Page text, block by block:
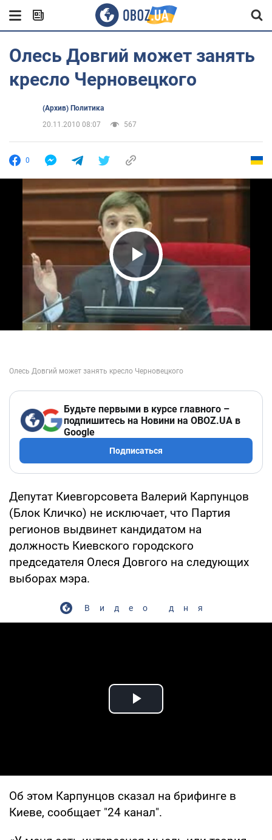
Олесь Довгий может занять
кресло Черновецкого
(Архив) Политика
20.11.2010 08:07
567
0
Play Video
Будьте первыми в курсе главного –
подпишитесь на Новини на OBOZ.UA в
Google
Подписаться
Депутат Киевгорсовета Валерий Карпунцов
(Блок Кличко) не исключает, что Партия
регионов выдвинет кандидатом на
должность Киевского городского
председателя Олеся Довгого на следующих
выборах мэра.
Видео дня
Play Video
Об этом Карпунцов сказал на брифинге в
Киеве, сообщает "24 канал".